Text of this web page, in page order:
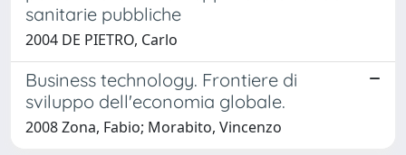
sanitarie pubbliche
2004 DE PIETRO, Carlo
Business technology. Frontiere di
sviluppo dell'economia globale.
2008 Zona, Fabio; Morabito, Vincenzo